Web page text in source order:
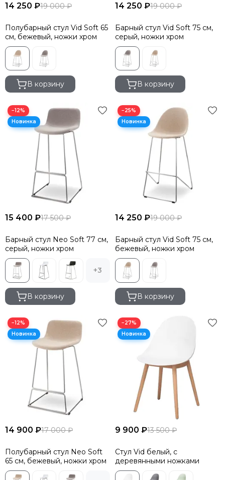
14 250 ₽19 000 ₽
Полубарный стул Vid Soft 65
см, бежевый, ножки хром
В корзину
14 250 ₽19 000 ₽
Барный стул Vid Soft 75 см,
серый, ножки хром
В корзину
−12%
15 400 ₽17 500 ₽
Барный стул Neo Soft 77 см,
серый, ножки хром
+3
В корзину
−25%
14 250 ₽19 000 ₽
Барный стул Vid Soft 75 см,
бежевый, ножки хром
В корзину
−12%
14 900 ₽17 000 ₽
Полубарный стул Neo Soft
65 см, бежевый, ножки хром
−27%
9 900 ₽13 500 ₽
Стул Vid белый, с
деревянными ножками